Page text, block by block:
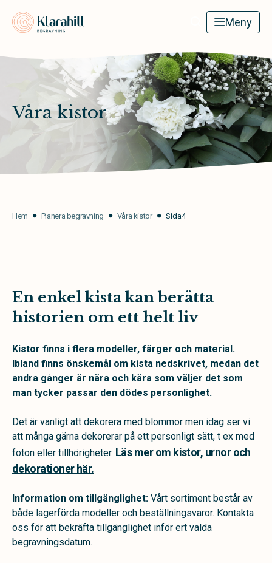
Meny
Våra kistor
Hem Planera begravning Våra kistor Sida4
En enkel kista kan berätta
historien om ett helt liv
Kistor finns i flera modeller, färger och material.
Ibland finns önskemål om kista nedskrivet, medan det
andra gånger är nära och kära som väljer det som
man tycker passar den dödes personlighet.
Det är vanligt att dekorera med blommor men idag ser vi
att många gärna dekorerar på ett personligt sätt, t ex med
foton eller tillhörigheter. Läs mer om kistor, urnor och
dekorationer här.
Information om tillgänglighet: Vårt sortiment består av
både lagerförda modeller och beställningsvaror. Kontakta
oss för att bekräfta tillgänglighet inför ert valda
begravningsdatum.